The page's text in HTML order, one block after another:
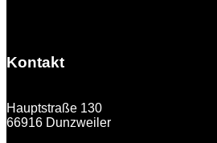
Kontakt
Hauptstraße 130
66916 Dunzweiler